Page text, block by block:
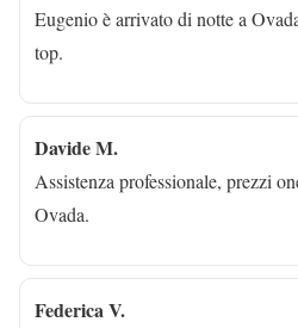
Eugenio è arrivato di notte a
top.
Davide M.
Assistenza professionale, prezzi
Ovada.
Federica V.